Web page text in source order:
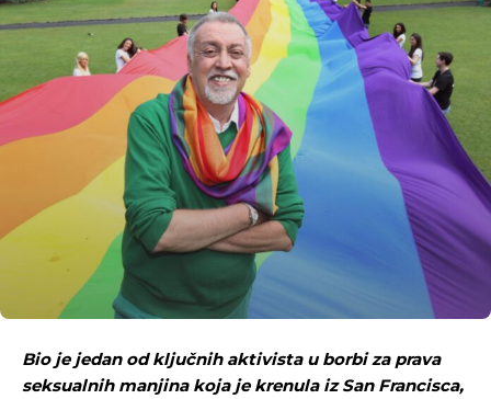
Bio je jedan od ključnih aktivista u borbi za prava
seksualnih manjina koja je krenula iz San Francisca,